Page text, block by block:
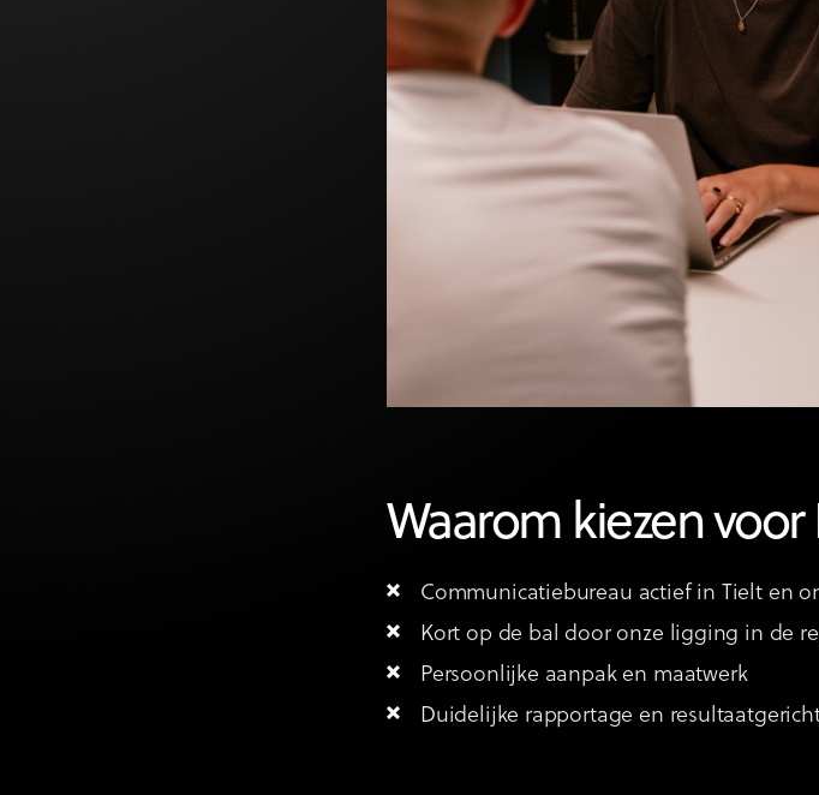
Waarom kiezen voor
Communicatiebureau actief in Tielt en
Kort op de bal door onze ligging in de
Persoonlijke aanpak en maatwerk
Duidelijke rapportage en